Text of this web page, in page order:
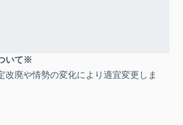
いて※
改廃や情勢の変化により適宜変更しま